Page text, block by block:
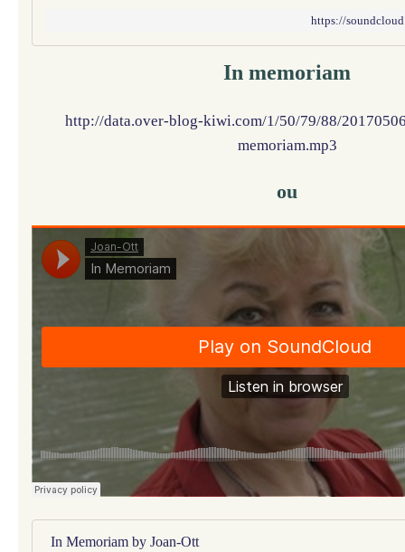
https://
In memoriam
http://data.over-blog-kiwi.com/1/50/79/88/
memoriam.mp3
ou
In Memoriam by Joan-Ott